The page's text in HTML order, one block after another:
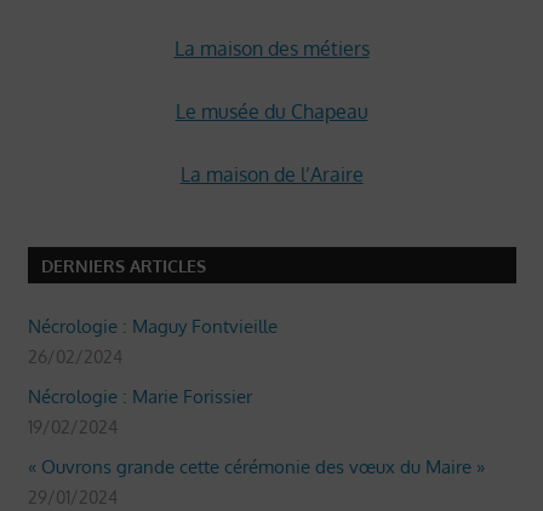
La maison des métiers
Le musée du Chapeau
La maison de l’Araire
DERNIERS ARTICLES
Nécrologie : Maguy Fontvieille
26/02/2024
Nécrologie : Marie Forissier
19/02/2024
« Ouvrons grande cette cérémonie des vœux du Maire »
29/01/2024